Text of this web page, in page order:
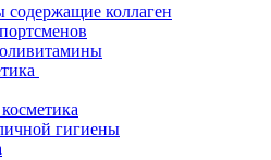
содержащие коллаген
гигиены